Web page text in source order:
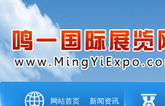
网站首页 新闻资讯